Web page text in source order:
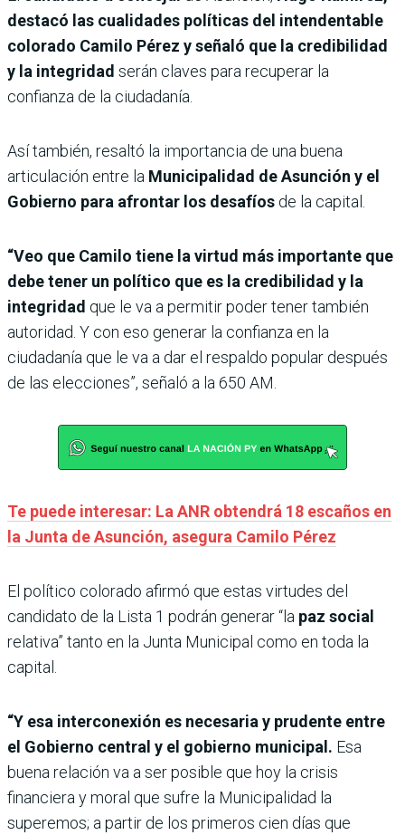
destacó las cualidades políticas del intendentable
colorado Camilo Pérez y señaló que la credibilidad
y la integridad serán claves para recuperar la
confianza de la ciudadanía.
Así también, resaltó la importancia de una buena
articulación entre la Municipalidad de Asunción y el
Gobierno para afrontar los desafíos de la capital.
“Veo que Camilo tiene la virtud más importante que
debe tener un político que es la credibilidad y la
integridad que le va a permitir poder tener también
autoridad. Y con eso generar la confianza en la
ciudadanía que le va a dar el respaldo popular después
de las elecciones”, señaló a la 650 AM.
Te puede interesar: La ANR obtendrá 18 escaños en
la Junta de Asunción, asegura Camilo Pérez
El político colorado afirmó que estas virtudes del
candidato de la Lista 1 podrán generar “la paz social
relativa” tanto en la Junta Municipal como en toda la
capital.
“Y esa interconexión es necesaria y prudente entre
el Gobierno central y el gobierno municipal. Esa
buena relación va a ser posible que hoy la crisis
financiera y moral que sufre la Municipalidad la
superemos; a partir de los primeros cien días que